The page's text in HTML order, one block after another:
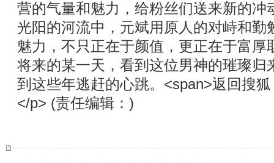
营的气量和魅力，给粉丝们送来新的冲
光阳的河流中，元斌用原人的对峙和勤
魅力，不只正在于颜值，更正在于富厚
将来的某一天，看到这位男神的璀璨归
到这些年逃赶的心跳。<span>返回搜
</p> (责任编辑：)